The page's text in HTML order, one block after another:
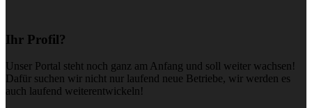
Ihr Profil?
Unser Portal steht noch ganz am Anfang und soll weiter wachsen!
Dafür suchen wir nicht nur laufend neue Betriebe, wir werden es
auch laufend weiterentwickeln!